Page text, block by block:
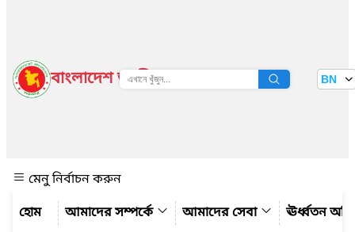
বাংলাদেশ জাতীয় তথ্য বাতায়ন BN
মেনু নির্বাচন করুন
আমাদের সম্পর্কে
আমাদের সেবা ঊর্ধ্বতন